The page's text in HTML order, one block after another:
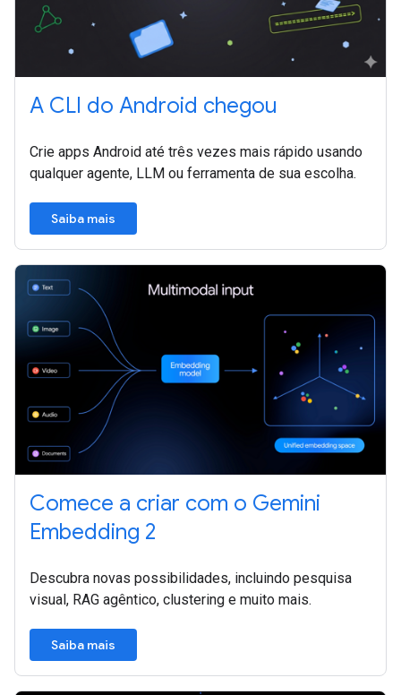
A CLI do Android chegou
Crie apps Android até três vezes mais rápido usando
qualquer agente, LLM ou ferramenta de sua escolha.
Saiba mais
Comece a criar com o Gemini
Embedding 2
Descubra novas possibilidades, incluindo pesquisa
visual, RAG agêntico, clustering e muito mais.
Saiba mais